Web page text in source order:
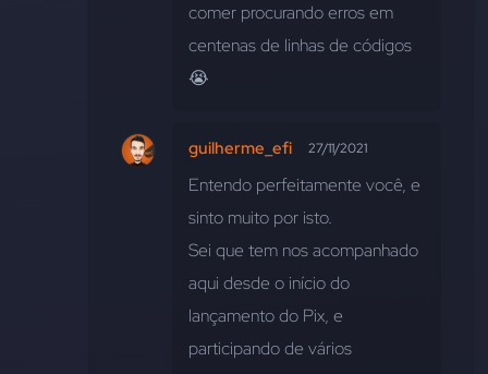
comer procurando erros em
centenas de linhas de códigos
😭
guilherme_efi 27/11/2021
Entendo perfeitamente você, e
sinto muito por isto.
Sei que tem nos acompanhado
aqui desde o início do
lançamento do Pix, e
participando de vários